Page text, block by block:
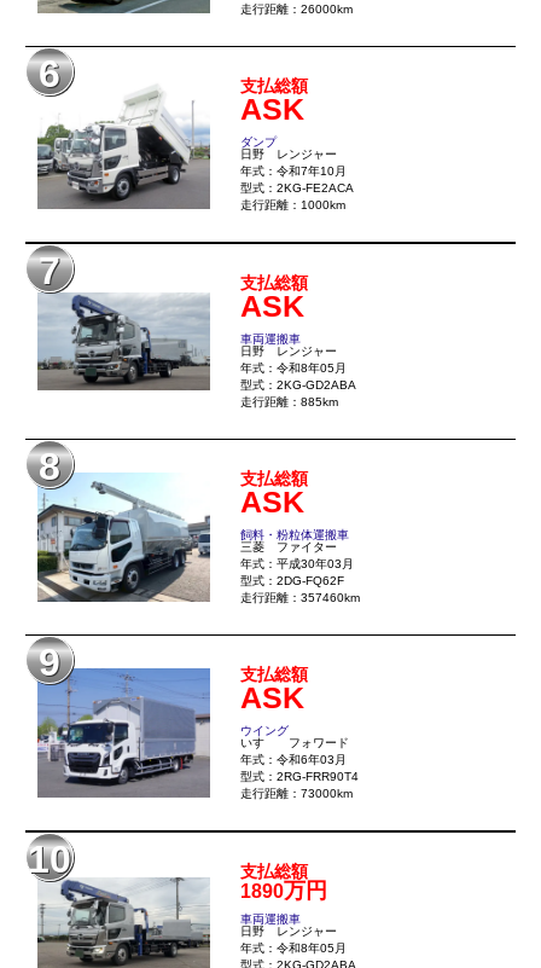
走行距離：26000km
6 支払総額
ASK
ダンプ
日野 レンジャー
年式：令和7年10月
型式：2KG-FE2ACA
走行距離：1000km
7 支払総額
ASK
車両運搬車
日野 レンジャー
年式：令和8年05月
型式：2KG-GD2ABA
走行距離：885km
8 支払総額
ASK
飼料・粉粒体運搬車
三菱 ファイター
年式：平成30年03月
型式：2DG-FQ62F
走行距離：357460km
9 支払総額
ASK
ウイング
いすゞ フォワード
年式：令和6年03月
型式：2RG-FRR90T4
走行距離：73000km
10 支払総額
1890万円
車両運搬車
日野 レンジャー
年式：令和8年05月
型式：2KG-GD2ABA